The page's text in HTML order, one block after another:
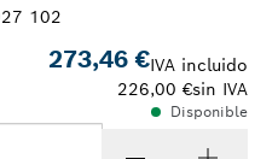
102
273,46 €IVA incluido
226,00 €sin IVA
Disponible